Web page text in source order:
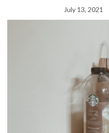
July 13, 2021